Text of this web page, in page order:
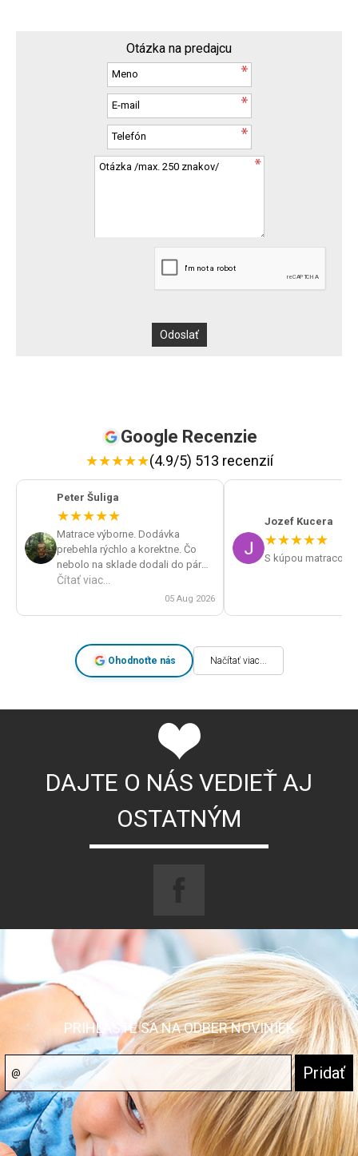
Otázka na predajcu
Google Recenzie
★★★★★(4.9/5) 513 recenzií
Peter Šuliga
★★★★★
Matrace výborne. Dodávka
prebehla rýchlo a korektne. Čo
nebolo na sklade dodali do pár
dní. Veľká spokojnosť a určite by
som obchod odporúčal.
Čítať viac...
05 Aug 2026
Jozef Kucera
★★★★★
S kúpou matracov
Ohodnoťte nás Načítať viac...
DAJTE O NÁS VEDIEŤ AJ
OSTATNÝM
PRIHLÁSTE SA NA ODBER NOVINIEK